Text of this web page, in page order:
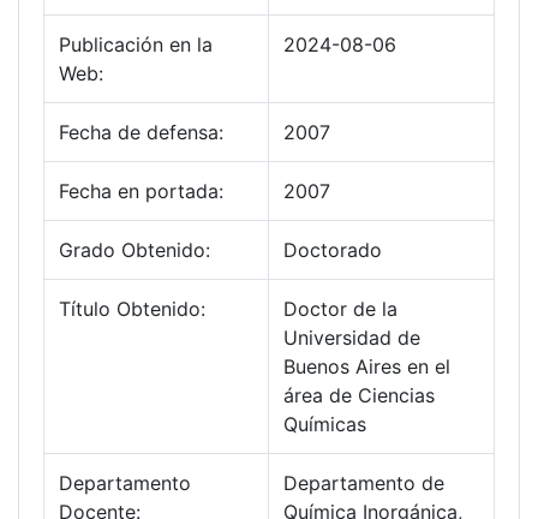
Publicación en la
Web:
2024-08-06
Fecha de defensa: 2007
Fecha en portada: 2007
Grado Obtenido: Doctorado
Título Obtenido:
Doctor de la
Universidad de
Buenos Aires en el
área de Ciencias
Químicas
Departamento
Docente:
Departamento de
Química Inorgánica,